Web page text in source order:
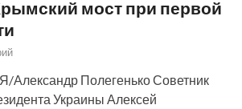
мост при первой
Полегенько Советник
Украины Алексей